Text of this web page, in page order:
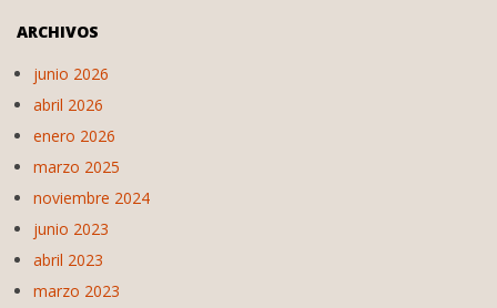
ARCHIVOS
junio 2026
abril 2026
enero 2026
marzo 2025
noviembre 2024
junio 2023
abril 2023
marzo 2023